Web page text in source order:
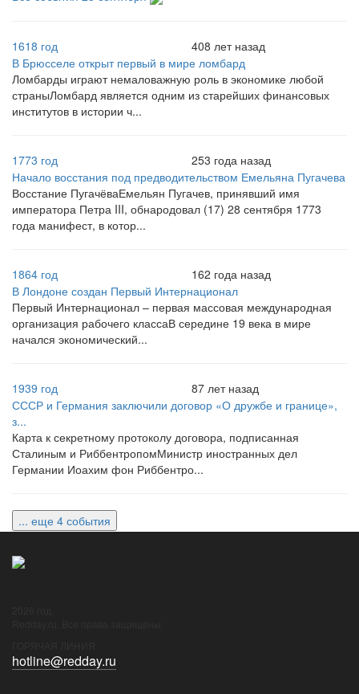
1618 год
408 лет назад
В Брюсселе открыт первый в мире ломбард
Ломбарды играют немаловажную роль в экономике любой
страныЛомбард является одним из старейших финансовых
институтов в истории ч...
1773 год
253 года назад
Начало восстания под предводительством Емельяна Пугачева
Восстание ПугачёваЕмельян Пугачев, принявший имя
императора Петра III, обнародовал (17) 28 сентября 1773
года манифест, в котор...
1864 год
162 года назад
В Лондоне создан Первый Интернационал
Первый Интернационал – первая массовая международная
организация рабочего классаВ середине 19 века в мире
начался экономический...
1939 год
87 лет назад
СССР и Германия заключили договор «О дружбе и границе»,
з...
Карта к секретному протоколу договора, подписанная
Сталиным и РиббентропомМинистр иностранных дел
Германии Иоахим фон Риббентро...
... еще 4 события
hotline@redday.ru